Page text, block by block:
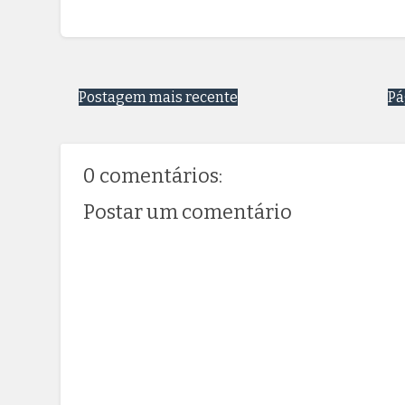
Postagem mais recente
0 comentários:
Postar um comentário